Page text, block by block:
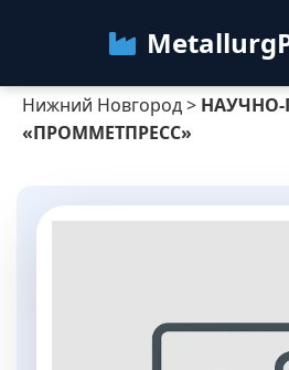
Нижний
Нижний Новгород>
«ПРОММЕТПРЕСС»